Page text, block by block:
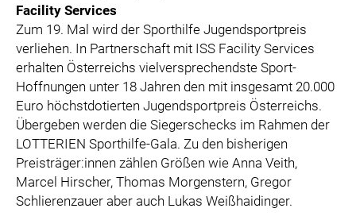
Facility Services
Zum 19. Mal wird der Sporthilfe Jugendsportpreis
verliehen. In Partnerschaft mit ISS Facility Services
erhalten Österreichs vielversprechendste Sport-
Hoffnungen unter 18 Jahren den mit insgesamt 20.000
Euro höchstdotierten Jugendsportpreis Österreichs.
Übergeben werden die Siegerschecks im Rahmen der
LOTTERIEN Sporthilfe-Gala. Zu den bisherigen
Preisträger:innen zählen Größen wie Anna Veith,
Marcel Hirscher, Thomas Morgenstern, Gregor
Schlierenzauer aber auch Lukas Weißhaidinger.